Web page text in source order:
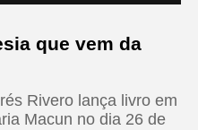
que vem da
Rivero lança livro em
Macun no dia 26 de